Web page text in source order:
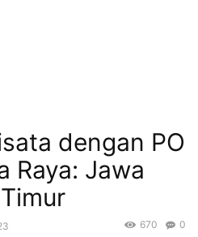
dengan PO
Raya: Jawa
0
670